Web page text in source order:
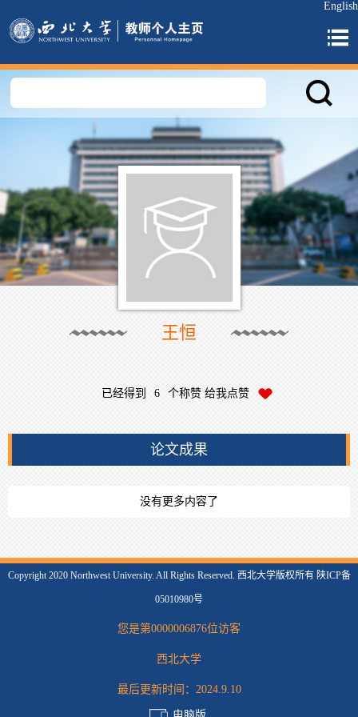
English
王恒
已经得到 6 个称赞 给我点赞
论文成果
没有更多内容了
Copyright 2020 Northwest University. All Rights Reserved. 西北大学版权所有 陕ICP备
05010980号
您是第0000006876位访客
西北大学
最后更新时间： 2024.9.10